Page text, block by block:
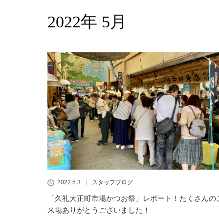
2022年 5月
2022.5.3 スタッフブログ
「久礼大正町市場かつお祭」レポート！たくさんの
来場ありがとうございました！